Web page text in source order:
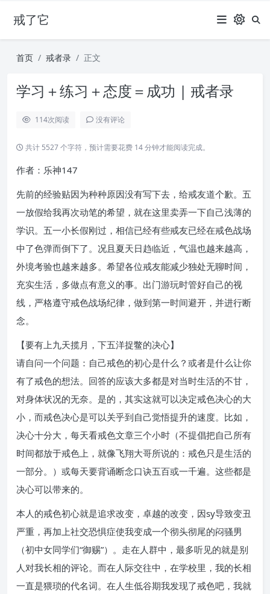
戒了它
首页 戒者录 正文
学习＋练习＋态度＝成功 | 戒者录
114次阅读 没有评论
共计 5527 个字符，预计需要花费 14 分钟才能阅读完成。
作者：乐神147
先前的经验贴因为种种原因没有写下去，给戒友道个歉。五
一放假给我再次动笔的希望，就在这里卖弄一下自己浅薄的
学识。五一小长假刚过，相信已经有些戒友已经在戒色战场
中了色弹而倒下了。况且夏天日趋临近，气温也越来越高，
外境考验也越来越多。希望各位戒友能减少独处无聊时间，
充实生活，多做点有意义的事。出门游玩时管好自己的视
线，严格遵守戒色战场纪律，做到第一时间避开，并进行断
念。
【要有上九天揽月，下五洋捉鳖的决心】
请自问一个问题：自己戒色的初心是什么？或者是什么让你
有了戒色的想法。回答的应该大多都是对当时生活的不甘，
对身体状况的无奈。是的，其实这就可以决定戒色决心的大
小，而戒色决心是可以关乎到自己觉悟提升的速度。比如，
决心十分大，每天看戒色文章三个小时（不提倡把自己所有
时间都放于戒色上，就像飞翔大哥所说的：戒色只是生活的
一部分。）或每天要背诵断念口诀五百或一千遍。这些都是
决心可以带来的。
本人的戒色初心就是追求改变，卓越的改变，因sy导致变丑
严重，再加上社交恐惧症使我变成一个彻头彻尾的闷骚男
（初中女同学们“御赐”）。走在人群中，最多听见的就是别
人对我长相的评论。而在人际交往中，在学校里，我的长相
一直是猥琐的代名词。在人生低谷期我发现了戒色吧，我就